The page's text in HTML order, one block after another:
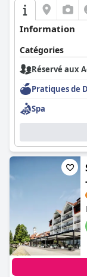
Information
Catégories
Réservé aux
Pratiques de
Spa